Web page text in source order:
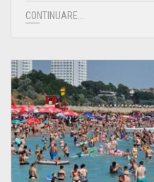
CONTINUARE...